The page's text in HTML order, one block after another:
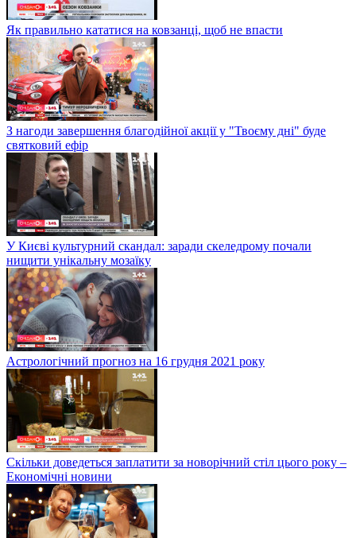
Як правильно кататися на ковзанці, щоб не впасти
З нагоди завершення благодійної акції у "Твоєму дні" буде
святковий ефір
У Києві культурний скандал: заради скеледрому почали
нищити унікальну мозаїку
Астрологічний прогноз на 16 грудня 2021 року
Скільки доведеться заплатити за новорічний стіл цього року –
Економічні новини